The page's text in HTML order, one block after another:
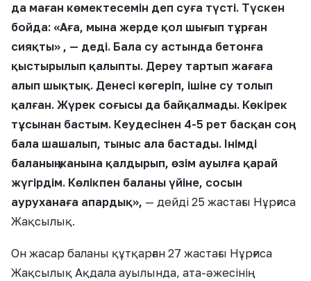
да маған көмектесемін деп суға түсті. Түскен
бойда: «Аға, мына жерде қол шығып тұрған
сияқты» , — деді. Бала су астында бетонға
қыстырылып қалыпты. Дереу тартып жағаға
алып шықтық. Денесі көгеріп, ішіне су толып
қалған. Жүрек соғысы да байқалмады. Көкірек
тұсынан бастым. Кеудесінен 4-5 рет басқан соң
бала шашалып, тыныс ала бастады. Інімді
баланың жанына қалдырып, өзім ауылға қарай
жүгірдім. Көлікпен баланы үйіне, сосын
ауруханаға апардық», — дейді 25 жастағы Нұрғиса
Жақсылық.
Он жасар баланы құтқарған 27 жастағы Нұрғиса
Жақсылық Ақдала ауылында, ата-әжесінің